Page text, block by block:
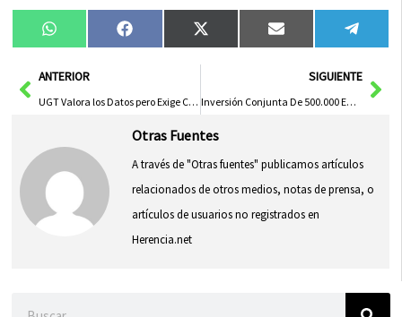
Compartir
en
WhatsAppCompartir
en
FacebookCompartir
en
X
(Twitter)
Compartir
en
Email
en
AntANTERIOR
UGT Valora los Datos pero Exige Combatir la Elevada Parcialidad Involuntaria y el Paro de Larga Duración en el Mercado Laboral
SIGUIENTE
Inversión Conjunta De 500.000 Euros Para Expansión De Instalaciones Empresariales
Otras Fuentes
A través de "Otras fuentes" publicamos artículos
relacionados de otros medios, notas de prensa, o
artículos de usuarios no registrados en
Herencia.net